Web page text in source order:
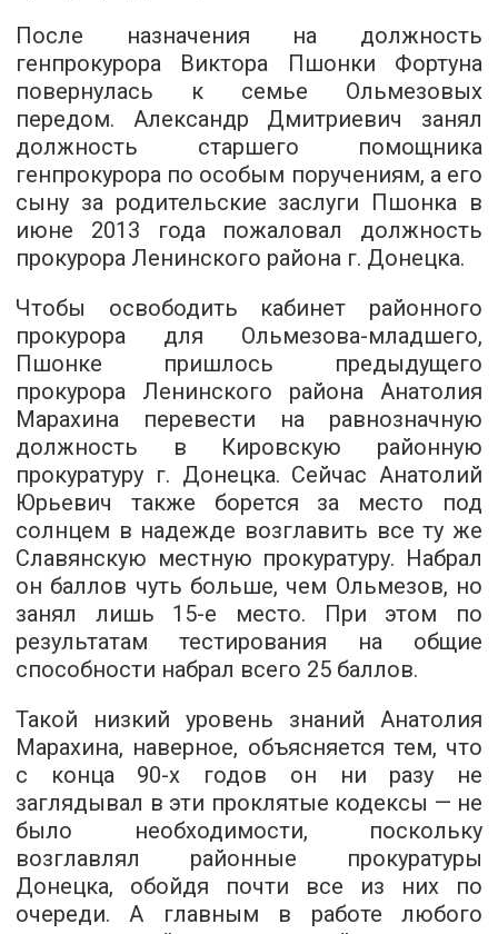
После назначения на должность
генпрокурора Виктора Пшонки Фортуна
повернулась к семье Ольмезовых
передом. Александр Дмитриевич занял
должность старшего помощника
генпрокурора по особым поручениям, а его
сыну за родительские заслуги Пшонка в
июне 2013 года пожаловал должность
прокурора Ленинского района г. Донецка.
Чтобы освободить кабинет районного
прокурора для Ольмезова-младшего,
Пшонке пришлось предыдущего
прокурора Ленинского района Анатолия
Марахина перевести на равнозначную
должность в Кировскую районную
прокуратуру г. Донецка. Сейчас Анатолий
Юрьевич также борется за место под
солнцем в надежде возглавить все ту же
Славянскую местную прокуратуру. Набрал
он баллов чуть больше, чем Ольмезов, но
занял лишь 15-е место. При этом по
результатам тестирования на общие
способности набрал всего 25 баллов.
Такой низкий уровень знаний Анатолия
Марахина, наверное, объясняется тем, что
с конца 90-х годов он ни разу не
заглядывал в эти проклятые кодексы — не
было необходимости, поскольку
возглавлял районные прокуратуры
Донецка, обойдя почти все из них по
очереди. А главным в работе любого